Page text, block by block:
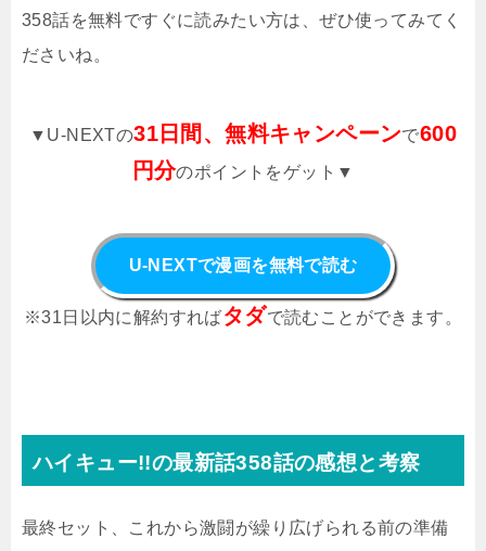
358話を無料ですぐに読みたい方は、ぜひ使ってみてく
ださいね。
▼U-NEXTの31日間、無料キャンペーンで600
円分のポイントをゲット▼
U-NEXTで漫画を無料で読む
※31日以内に解約すればタダで読むことができます。
ハイキュー!!の最新話358話の感想と考察
最終セット、これから激闘が繰り広げられる前の準備